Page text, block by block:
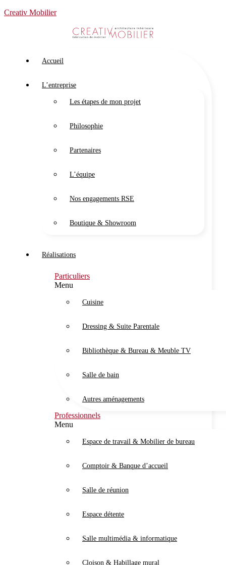
Creativ Mobilier
Accueil
L’entreprise
Les étapes de mon projet
Philosophie
Partenaires
L’équipe
Nos engagements RSE
Boutique & Showroom
Réalisations
Particuliers
Menu
Cuisine
Dressing & Suite Parentale
Bibliothèque & Bureau & Meuble TV
Salle de bain
Autres aménagements
Professionnels
Menu
Espace de travail & Mobilier de bureau
Comptoir & Banque d’accueil
Salle de réunion
Espace détente
Salle multimédia & informatique
Cloison & Habillage mural